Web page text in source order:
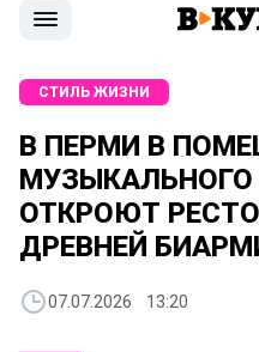
СТИЛЬ ЖИЗНИ
В ПЕРМИ В
МУЗЫКАЛЬНОГО
ОТКРОЮТ
ДРЕВНЕЙ
07.07.2026 13:20